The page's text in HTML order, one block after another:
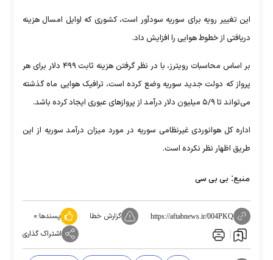
این تغییر رویه برای سوریه سودآور است، کشوری که اوایل امسال هزینه‌
دریافتی از خطوط هوایی را افزایش داد.
بر اساس محاسبات رویترز، با در نظر گرفتن هزینه ثابت ۴۹۹ دلار برای هر
پرواز که دولت جدید سوریه وضع کرده است، ترافیک هوایی ماه گذشته
می‌تواند تا ۵/۹ میلیون دلار درآمد از پروازهای عبوری ایجاد کرده باشد.
اداره کل هوانوردی غیرنظامی سوریه در مورد میزان درآمد سوریه از این
طریق اظهار نظر نکرده است.
منبع: بی بی سی
https://aftabnews.ir/004PKQ گزارش خطا پسندها:۰
اشتراک گذاری